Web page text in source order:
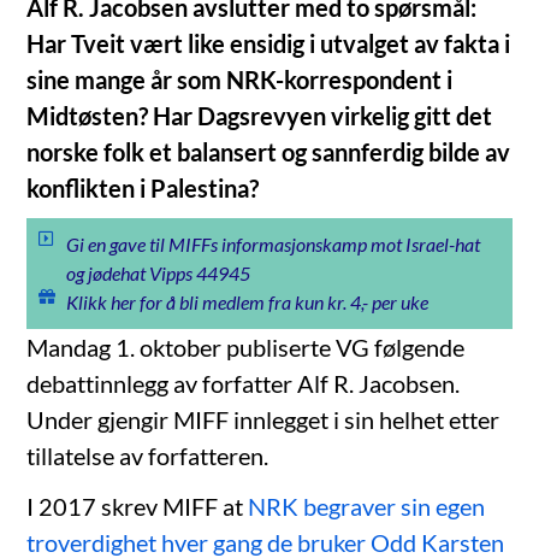
Alf R. Jacobsen avslutter med to spørsmål:
Har Tveit vært like ensidig i utvalget av fakta i
sine mange år som NRK-korrespondent i
Midtøsten? Har Dagsrevyen virkelig gitt det
norske folk et balansert og sannferdig bilde av
konflikten i Palestina?
Gi en gave til MIFFs informasjonskamp mot Israel-hat
og jødehat Vipps 44945
Klikk her for å bli medlem fra kun kr. 4,- per uke
Mandag 1. oktober publiserte VG følgende
debattinnlegg av forfatter Alf R. Jacobsen.
Under gjengir MIFF innlegget i sin helhet etter
tillatelse av forfatteren.
I 2017 skrev MIFF at NRK begraver sin egen
troverdighet hver gang de bruker Odd Karsten